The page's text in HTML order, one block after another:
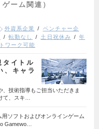
ーム関連）
外資系企業
ベンチャー企
転勤なし 土日祝休み
年
ワーク可能
イトル
、キャラ
、技術指導もご担当いただきま
て、スキ…
用ソフトおよびオンラインゲーム
Gamewo…